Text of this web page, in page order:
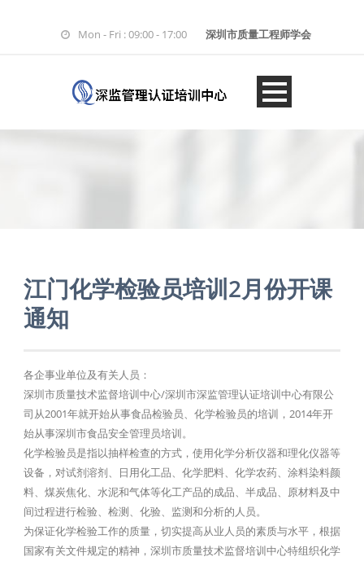
Mon - Fri : 09:00 - 17:00 深圳市质量工程师学会
江门化学检验员培训2月份开课
通知
各企事业单位及有关人员：
深圳市质量技术监督培训中心/深圳市深监管理认证培训中心有限公
司从2001年就开始从事食品检验员、化学检验员的培训，2014年开
始从事深圳市食品安全管理员培训。
化学检验员是指以抽样检查的方式，使用化学分析仪器和理化仪器等
设备，对试剂溶剂、日用化工品、化学肥料、化学农药、涂料染料颜
料、煤炭焦化、水泥和气体等化工产品的成品、半成品、原材料及中
间过程进行检验、检测、化验、监测和分析的人员。
为保证化学检验工作的质量，切实提高从业人员的素质与水平，根据
国家有关文件规定的精神，深圳市质量技术监督培训中心特组织化学